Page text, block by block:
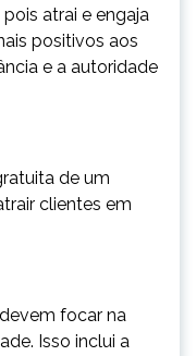
atrai e engaja
positivos aos
e a autoridade
de um
clientes em
focar na
Isso inclui a